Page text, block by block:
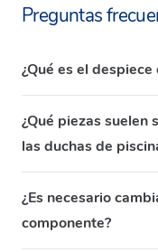
Preguntas
¿Qué es el
¿Qué piezas suelen
las duchas de
¿Es necesario
componente?